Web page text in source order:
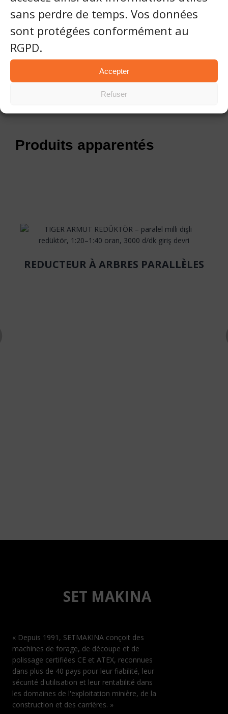
sans perdre de temps. Vos données
sont protégées conformément au
RGPD.
Accepter
Refuser
Galerie
Document technique
Produits apparentés
REDUCTEUR À ARBRES PARALLÈLES
SET MAKINA
« Depuis 1991, SETMAKINA conçoit des
machines de forage, de découpe et de
polissage certifiées CE et ATEX, reconnues
dans plus de 40 pays pour leur fiabilité, leur
sécurité d'utilisation et leur rentabilité dans
les domaines de l'exploitation minière, de la
construction et des carrières. »